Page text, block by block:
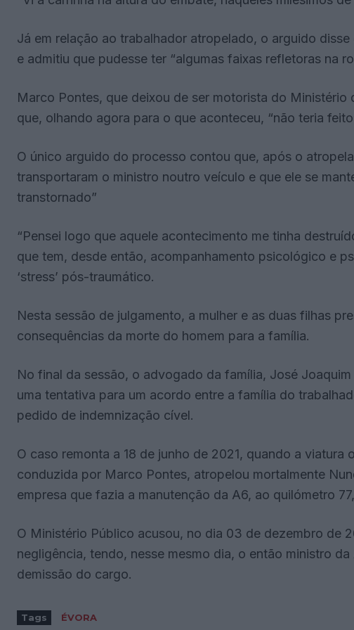
Já em relação ao trabalhador atropelado, o arguido
e admitiu que pudesse ter “algumas faixas refletoras na
Marco Pontes, que deixou de ser motorista do
que, olhando agora para o que aconteceu, “não teria
O único arguido do processo contou que, após o
transportaram o ministro noutro veículo e que ele se
transtornado”
“Pensei logo que aquele acontecimento me tinha
que tem, desde então, acompanhamento psicológico e
‘stress’ pós-traumático.
Nesta sessão de julgamento, a mulher e as duas filhas
consequências da morte do homem para a família.
No final da sessão, o advogado da família, José
uma tentativa para um acordo entre a família do
pedido de indemnização cível.
O caso remonta a 18 de junho de 2021, quando a viatura
conduzida por Marco Pontes, atropelou mortalmente
empresa que fazia a manutenção da A6, ao quilómetro
O Ministério Público acusou, no dia 03 de dezembro de
negligência, tendo, nesse mesmo dia, o então ministro
demissão do cargo.
Tags ÉVORA